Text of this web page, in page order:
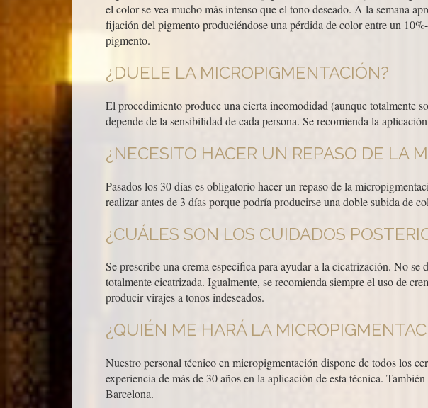
el color se vea mucho más intenso que el tono deseado. A la semana
fijación del pigmento produciéndose una pérdida de color entre un
pigmento.
¿DUELE LA MICROPIGMENTACIÓN?
El procedimiento produce una cierta incomodidad (aunque totalmente
depende de la sensibilidad de cada persona. Se recomienda la
¿NECESITO HACER UN REPASO DE LA
Pasados los 30 días es obligatorio hacer un repaso de la
realizar antes de 3 días porque podría producirse una doble subida de
¿CUÁLES SON LOS CUIDADOS
Se prescribe una crema específica para ayudar a la cicatrización. No
totalmente cicatrizada. Igualmente, se recomienda siempre el uso de
producir virajes a tonos indeseados.
¿QUIÉN ME HARÁ LA
Nuestro personal técnico en micropigmentación dispone de todos los
experiencia de más de 30 años en la aplicación de esta técnica.
Barcelona.